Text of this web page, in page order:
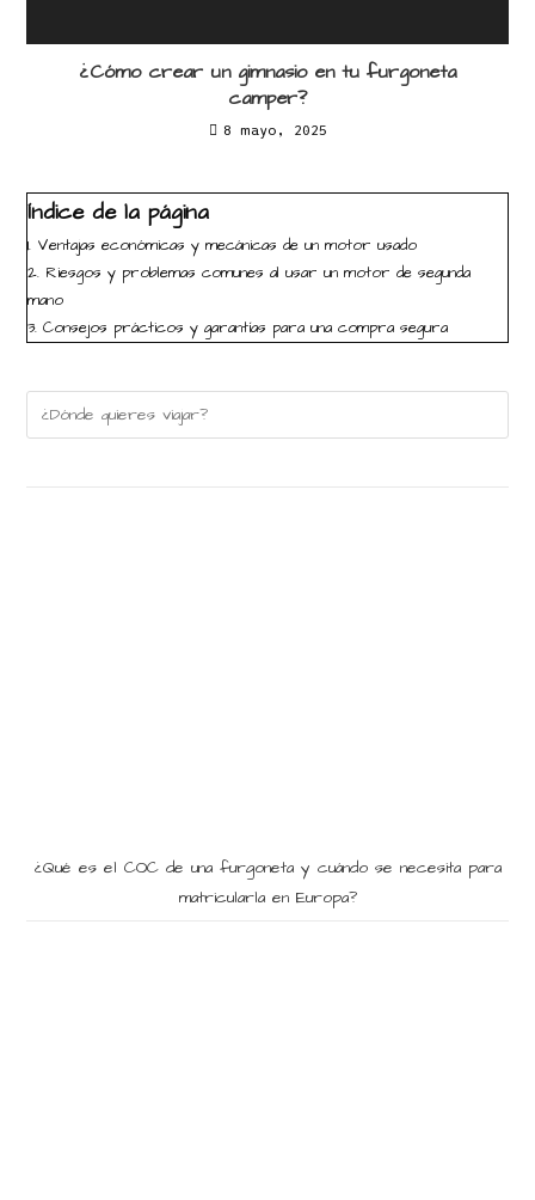
¿Cómo crear un gimnasio en tu furgoneta
camper?
8 mayo, 2025
Índice de la página
1. Ventajas económicas y mecánicas de un motor usado
2. Riesgos y problemas comunes al usar un motor de segunda
mano
3. Consejos prácticos y garantías para una compra segura
Buscar
¿Qué es el COC de una furgoneta y cuándo se necesita para
matricularla en Europa?